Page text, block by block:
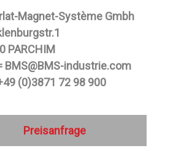
Magnet-Système Gmbh
PARCHIM
BMS@BMS-industrie.com
(0)3871 72 98 900
Preisanfrage